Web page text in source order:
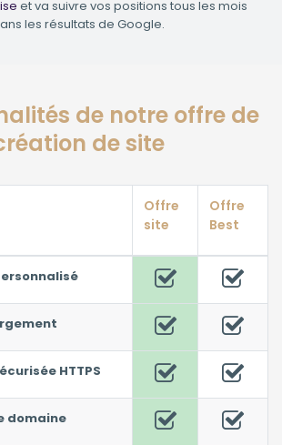
et va suivre vos positions tous les mois
les résultats de Google.
de notre offre de
de site
Offre
site
Offre
Best
HTTPS
domaine